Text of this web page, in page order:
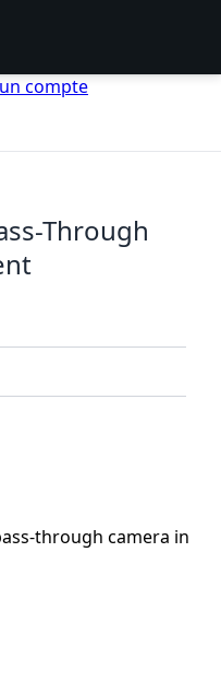
compte
Through
through camera in